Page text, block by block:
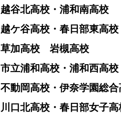
越谷北高校・ 浦和南高校
越ケ谷高校・ 春日部東高校
草加高校 岩槻高校
市立浦和高校・浦和西高校
不動岡高校・伊奈学園総合
川口北高校・春日部女子高